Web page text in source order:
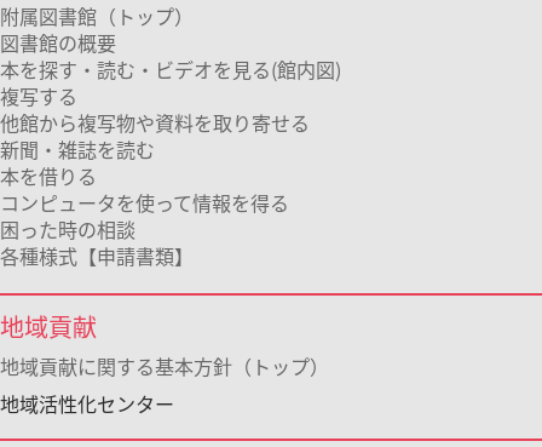
附属図書館（トップ）
図書館の概要
本を探す・読む・ビデオを見る(館内図)
複写する
他館から複写物や資料を取り寄せる
新聞・雑誌を読む
本を借りる
コンピュータを使って情報を得る
困った時の相談
各種様式【申請書類】
地域貢献
地域貢献に関する基本方針（トップ）
地域活性化センター